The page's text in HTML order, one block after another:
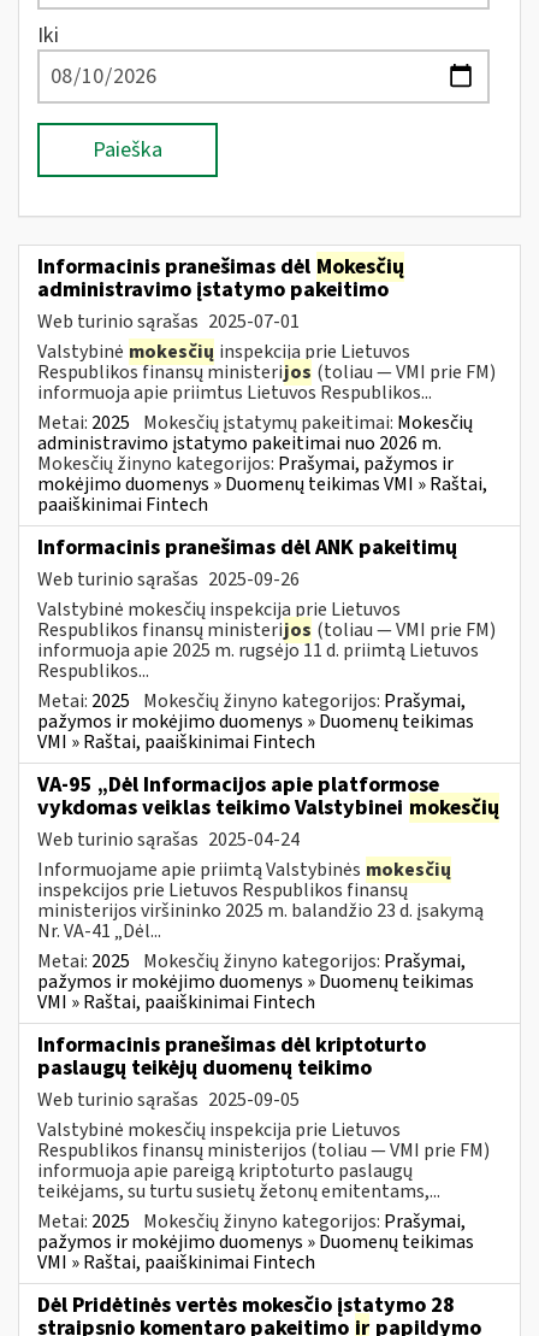
Iki
Paieška
Informacinis pranešimas dėl Mokesčių
administravimo įstatymo pakeitimo
Web turinio sąrašas 2025-07-01
Valstybinė mokesčių inspekcija prie Lietuvos
Respublikos finansų ministerijos (toliau — VMI prie FM)
informuoja apie priimtus Lietuvos Respublikos...
Metai: 2025 Mokesčių įstatymų pakeitimai: Mokesčių
administravimo įstatymo pakeitimai nuo 2026 m.
Mokesčių žinyno kategorijos: Prašymai, pažymos ir
mokėjimo duomenys » Duomenų teikimas VMI » Raštai,
paaiškinimai Fintech
Informacinis pranešimas dėl ANK pakeitimų
Web turinio sąrašas 2025-09-26
Valstybinė mokesčių inspekcija prie Lietuvos
Respublikos finansų ministerijos (toliau — VMI prie FM)
informuoja apie 2025 m. rugsėjo 11 d. priimtą Lietuvos
Respublikos...
Metai: 2025 Mokesčių žinyno kategorijos: Prašymai,
pažymos ir mokėjimo duomenys » Duomenų teikimas
VMI » Raštai, paaiškinimai Fintech
VA-95 „Dėl Informacijos apie platformose
vykdomas veiklas teikimo Valstybinei mokesčių
Web turinio sąrašas 2025-04-24
Informuojame apie priimtą Valstybinės mokesčių
inspekcijos prie Lietuvos Respublikos finansų
ministerijos viršininko 2025 m. balandžio 23 d. įsakymą
Nr. VA-41 „Dėl...
Metai: 2025 Mokesčių žinyno kategorijos: Prašymai,
pažymos ir mokėjimo duomenys » Duomenų teikimas
VMI » Raštai, paaiškinimai Fintech
Informacinis pranešimas dėl kriptoturto
paslaugų teikėjų duomenų teikimo
Web turinio sąrašas 2025-09-05
Valstybinė mokesčių inspekcija prie Lietuvos
Respublikos finansų ministerijos (toliau — VMI prie FM)
informuoja apie pareigą kriptoturto paslaugų
teikėjams, su turtu susietų žetonų emitentams,...
Metai: 2025 Mokesčių žinyno kategorijos: Prašymai,
pažymos ir mokėjimo duomenys » Duomenų teikimas
VMI » Raštai, paaiškinimai Fintech
Dėl Pridėtinės vertės mokesčio įstatymo 28
straipsnio komentaro pakeitimo ir papildymo